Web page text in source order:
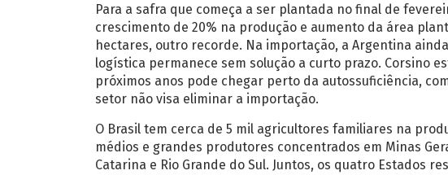
Para a safra que começa a ser plantada no final de
crescimento de 20% na produção e aumento da área
hectares, outro recorde. Na importação, a Argentina
logística permanece sem solução a curto prazo. Corsino
próximos anos pode chegar perto da autossuficiência,
setor não visa eliminar a importação.
O Brasil tem cerca de 5 mil agricultores familiares na
médios e grandes produtores concentrados em Minas
Catarina e Rio Grande do Sul. Juntos, os quatro Estados